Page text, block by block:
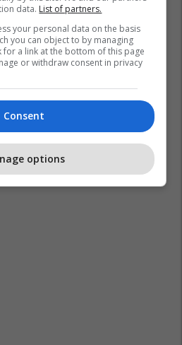
data. List of partners.
your personal data on the basis
you can object to by managing
a link at the bottom of this page
or withdraw consent in privacy
Consent
options